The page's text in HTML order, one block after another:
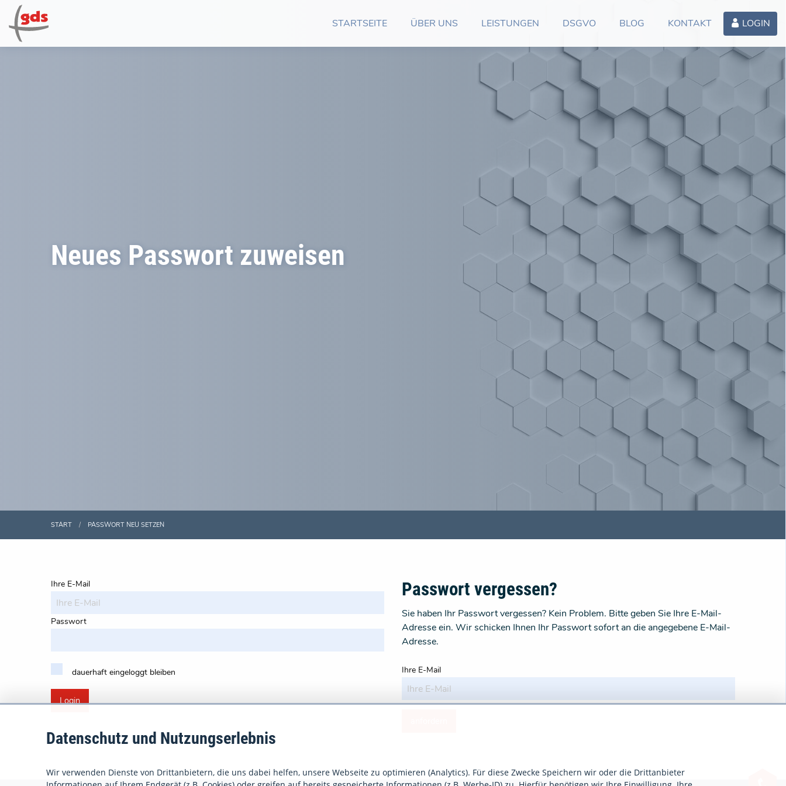
STARTSEITE ÜBER UNS LEISTUNGEN DSGVO BLOG KONTAKT LOGIN
Neues Passwort zuweisen
START PASSWORT NEU SETZEN
Ihre E-Mail
Passwort
dauerhaft eingeloggt bleiben
Login
Passwort vergessen?
Sie haben Ihr Passwort vergessen? Kein Problem. Bitte geben Sie Ihre E-Mail-
Adresse ein. Wir schicken Ihnen Ihr Passwort sofort an die angegebene E-Mail-
Adresse.
Ihre E-Mail
Datenschutz und Nutzungserlebnis
Wir verwenden Dienste von Drittanbietern, die uns dabei helfen, unsere Webseite zu optimieren (Analytics). Für diese Zwecke Speichern wir oder die Drittanbieter